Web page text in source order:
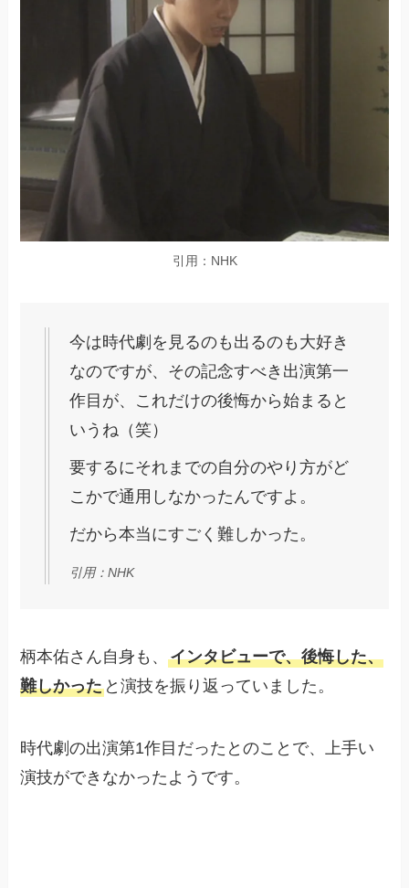
引用：NHK
今は時代劇を見るのも出るのも大好き
なのですが、その記念すべき出演第一
作目が、これだけの後悔から始まると
いうね（笑）
要するにそれまでの自分のやり方がど
こかで通用しなかったんですよ。
だから本当にすごく難しかった。
引用：NHK
柄本佑さん自身も、インタビューで、後悔した、
難しかった と演技を振り返っていました。
時代劇の出演第1作目だったとのことで、上手い
演技ができなかったようです。